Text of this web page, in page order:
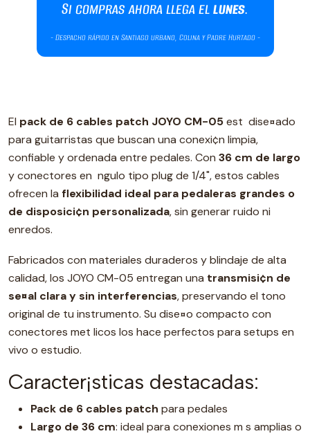
El pack de 6 cables patch JOYO CM-05est dise¤ado
para guitarristas que buscan una conexi¢n limpia,
confiable y ordenada entre pedales. Con 36 cm de largo
y conectores en ngulo tipo plug de 1/4", estos cables
ofrecen la flexibilidad ideal para pedaleras grandes o
de disposici¢n personalizada, sin generar ruido ni
enredos.
Fabricados con materiales duraderos y blindaje de alta
calidad, los JOYO CM-05 entregan una transmisi¢n de
se¤al clara y sin interferencias, preservando el tono
original de tu instrumento. Su dise¤o compacto con
conectores met licos los hace perfectos para setups en
vivo o estudio.
Caracter¡sticas destacadas:
Pack de 6 cables patch para pedales
Largo de 36 cm: ideal para conexiones m s amplias o